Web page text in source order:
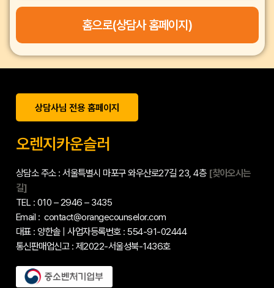
홈으로(상담사 홈페이지)
상담사님 전용 홈페이지
오렌지카운슬러
상담소 주소 : 서울특별시 마포구 와우산로27길 23, 4층 [찾아오시는
길]
TEL : 010 – 2946 – 3435
Email : contact@orangecounselor.com
대표 : 양한솔 | 사업자등록번호 : 554-91-02444
통신판매업신고 : 제2022-서울성북-1436호